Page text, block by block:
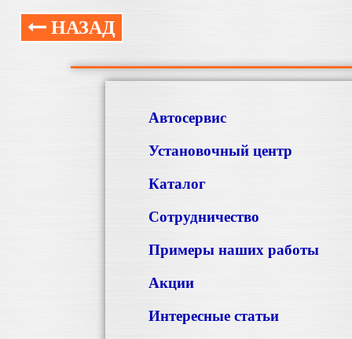
НАЗАД
Автосервис
Установочный центр
Каталог
Сотрудничество
Примеры наших работы
Акции
Интересные статьи